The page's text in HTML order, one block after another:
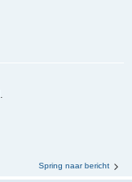
Spring naar bericht